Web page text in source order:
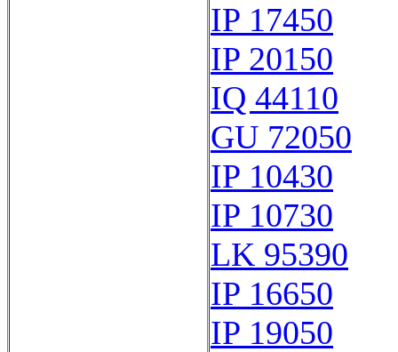
IP 17450
IP 20150
IQ 44110
GU 72050
IP 10430
IP 10730
LK 95390
IP 16650
IP 19050